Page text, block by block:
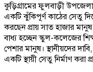
কুড়িগ্রামের ফুলবাড়ী
একটি ঝুঁকিপূর্ণ কাঠের সেতু
করছেন প্রায় সাত হাজার
বাধ্য হচ্ছেন স্কুল-কলেজের
পেশার মানুষ। স্থানীয়দের
একটি স্থায়ী সেতু নির্মাণ করা